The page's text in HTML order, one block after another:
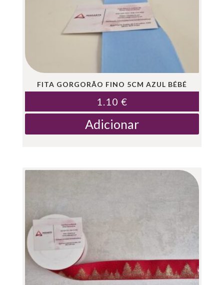
FITA GORGORÃO FINO 5CM AZUL BÉBÉ
1.10 €
Adicionar